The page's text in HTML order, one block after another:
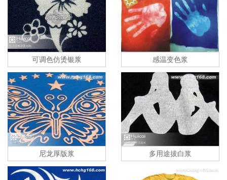
可调色仿烫银浆 感温变色浆
尼龙厚版浆 多用途拔白浆